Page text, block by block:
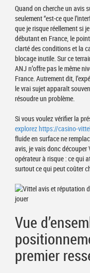
Quand on cherche un avis
seulement “est-ce que
que je risque réellement si
débutant en France, le
clarté des conditions et la
blocage inutile. Sur ce
ANJ n’offre pas le même
France. Autrement dit,
le vrai sujet apparaît
résoudre un problème.
Si vous voulez vérifier la
explorez https://casino-
fluide en surface ne
avis, je vais donc découper
opérateur à risque : ce qui
surtout ce qui peut coûter
Vue
premier